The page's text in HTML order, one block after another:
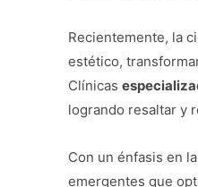
Recientemente, la
estético,
Clínicas
logrando resaltar y
Con un énfasis en
emergentes que